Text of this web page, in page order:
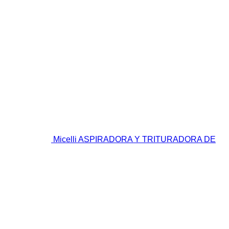
Micelli ASPIRADORA Y TRITURADORA DE